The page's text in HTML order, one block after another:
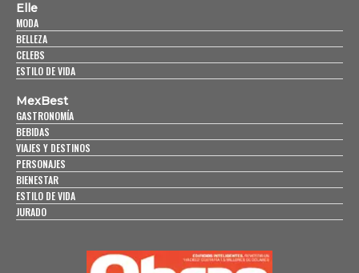
Elle
MODA
BELLEZA
CELEBS
ESTILO DE VIDA
MexBest
GASTRONOMÍA
BEBIDAS
VIAJES Y DESTINOS
PERSONAJES
BIENESTAR
ESTILO DE VIDA
JURADO